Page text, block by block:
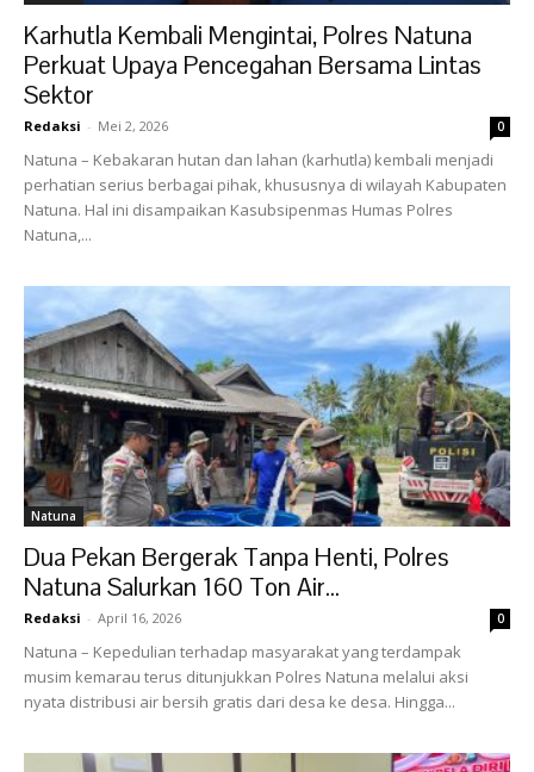
Karhutla Kembali Mengintai, Polres Natuna
Perkuat Upaya Pencegahan Bersama Lintas
Sektor
Redaksi - Mei 2, 2026 0
Natuna – Kebakaran hutan dan lahan (karhutla) kembali menjadi
perhatian serius berbagai pihak, khususnya di wilayah Kabupaten
Natuna. Hal ini disampaikan Kasubsipenmas Humas Polres
Natuna,...
Natuna
Dua Pekan Bergerak Tanpa Henti, Polres
Natuna Salurkan 160 Ton Air...
Redaksi - April 16, 2026 0
Natuna – Kepedulian terhadap masyarakat yang terdampak
musim kemarau terus ditunjukkan Polres Natuna melalui aksi
nyata distribusi air bersih gratis dari desa ke desa. Hingga...